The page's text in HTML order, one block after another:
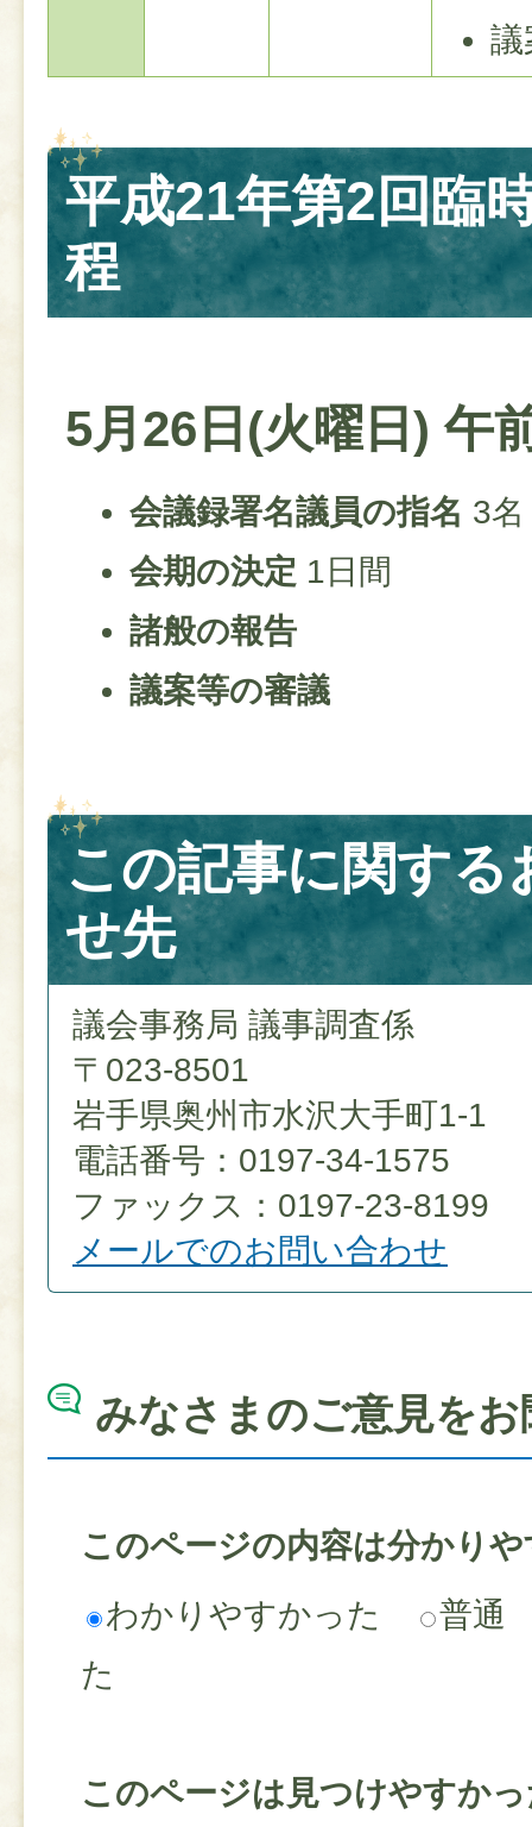
議
平成21年第2回臨
程
5月26日(火曜日) 午
会議録署名議員の指名 3名
会期の決定 1日間
諸般の報告
議案等の審議
この記事に関する
せ先
議会事務局 議事調査係
〒023-8501
岩手県奥州市水沢大手町1-1
電話番号：0197-34-1575
ファックス：0197-23-8199
メールでのお問い合わせ
みなさまのご意見を
このページの内容は分かり
わかりやすかった
普通
た
このページは見つけやすか